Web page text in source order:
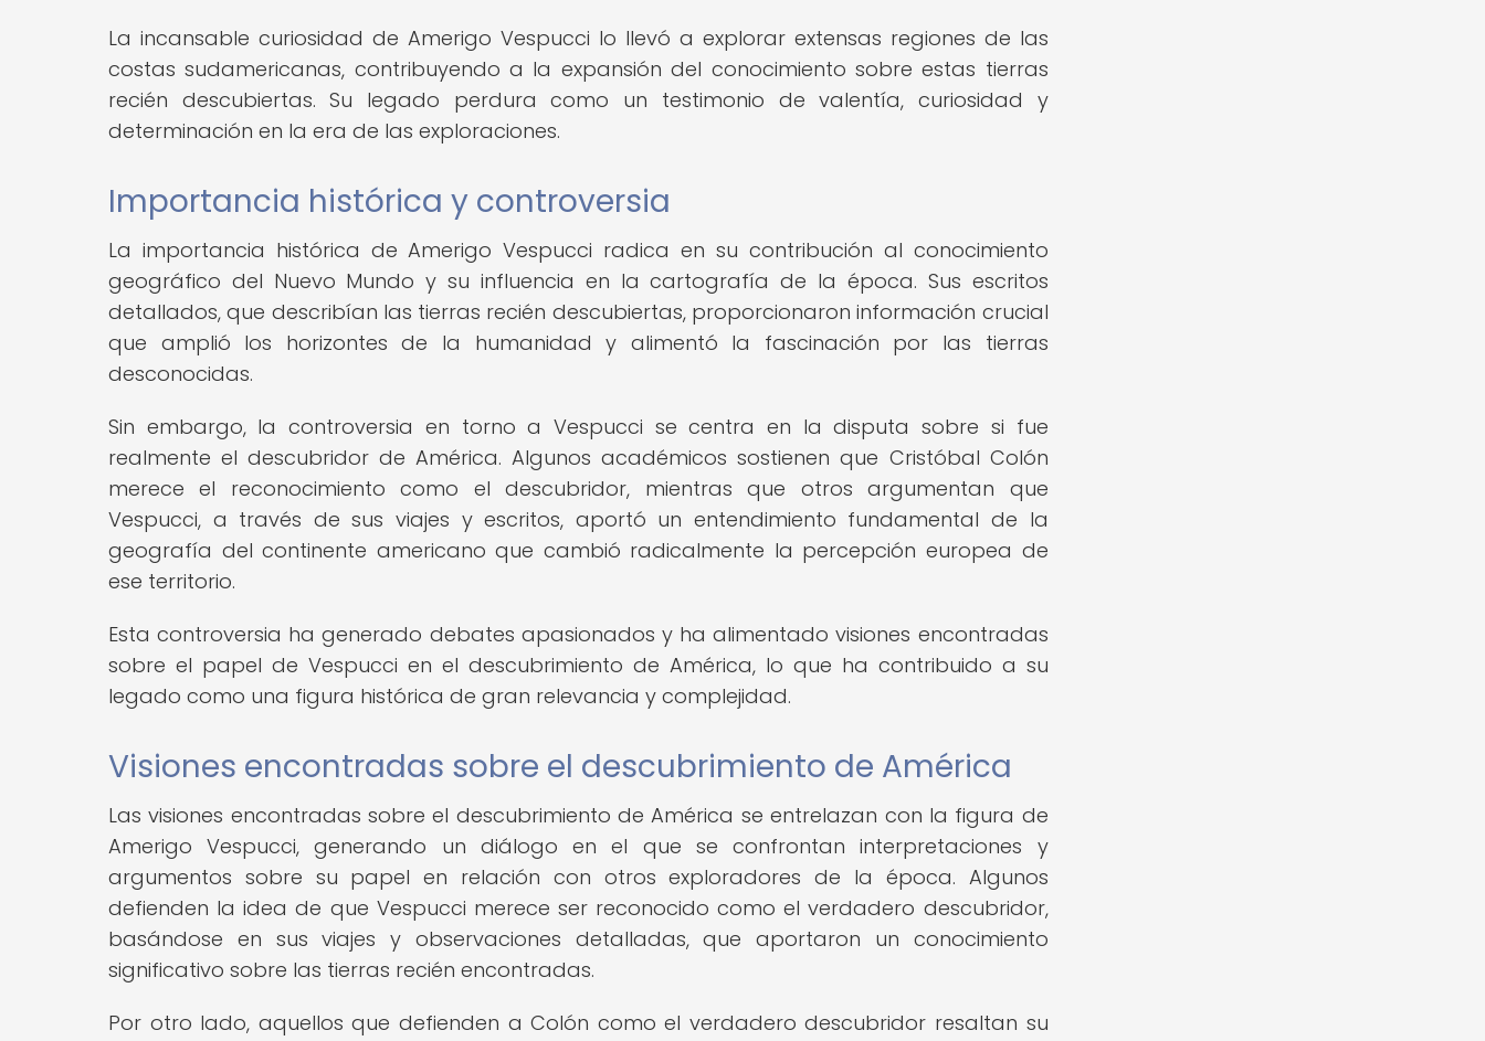
La incansable curiosidad de Amerigo Vespucci lo llevó a explorar extensas regiones de las
costas sudamericanas, contribuyendo a la expansión del conocimiento sobre estas tierras
recién descubiertas. Su legado perdura como un testimonio de valentía, curiosidad y
determinación en la era de las exploraciones.
Importancia histórica y controversia
La importancia histórica de Amerigo Vespucci radica en su contribución al conocimiento
geográfico del Nuevo Mundo y su influencia en la cartografía de la época. Sus escritos
detallados, que describían las tierras recién descubiertas, proporcionaron información crucial
que amplió los horizontes de la humanidad y alimentó la fascinación por las tierras
desconocidas.
Sin embargo, la controversia en torno a Vespucci se centra en la disputa sobre si fue
realmente el descubridor de América. Algunos académicos sostienen que Cristóbal Colón
merece el reconocimiento como el descubridor, mientras que otros argumentan que
Vespucci, a través de sus viajes y escritos, aportó un entendimiento fundamental de la
geografía del continente americano que cambió radicalmente la percepción europea de
ese territorio.
Esta controversia ha generado debates apasionados y ha alimentado visiones encontradas
sobre el papel de Vespucci en el descubrimiento de América, lo que ha contribuido a su
legado como una figura histórica de gran relevancia y complejidad.
Visiones encontradas sobre el descubrimiento de América
Las visiones encontradas sobre el descubrimiento de América se entrelazan con la figura de
Amerigo Vespucci, generando un diálogo en el que se confrontan interpretaciones y
argumentos sobre su papel en relación con otros exploradores de la época. Algunos
defienden la idea de que Vespucci merece ser reconocido como el verdadero descubridor,
basándose en sus viajes y observaciones detalladas, que aportaron un conocimiento
significativo sobre las tierras recién encontradas.
Por otro lado, aquellos que defienden a Colón como el verdadero descubridor resaltan su